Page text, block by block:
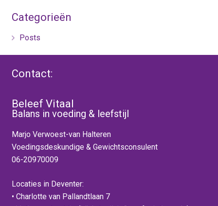
Categorieën
Posts
Contact:
Beleef Vitaal
Balans in voeding & leefstijl
Marjo Verwoest-van Halteren
Voedingsdeskundige & Gewichtsconsulent
06-20970009
Locaties in Deventer:
• Charlotte van Pallandtlaan 7